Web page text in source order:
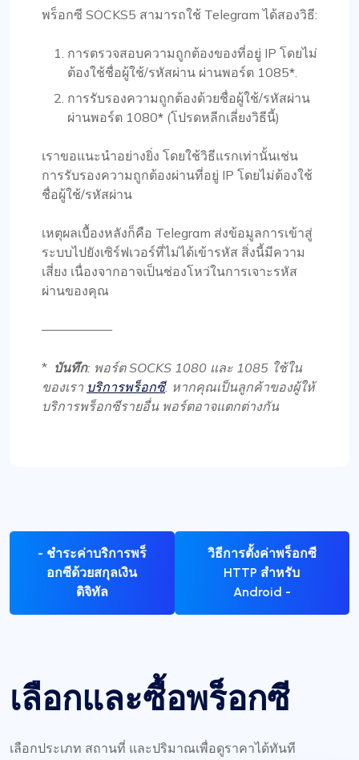
พร็อกซี SOCKS5 สามารถใช้ Telegram ได้สองวิธี:
การตรวจสอบความถูกต้องของที่อยู่ IP โดยไม่
ต้องใช้ชื่อผู้ใช้/รหัสผ่าน ผ่านพอร์ต 1085*.
การรับรองความถูกต้องด้วยชื่อผู้ใช้/รหัสผ่าน
ผ่านพอร์ต 1080* (โปรดหลีกเลี่ยงวิธีนี้)
เราขอแนะนำอย่างยิ่ง โดยใช้วิธีแรกเท่านั้นเช่น
การรับรองความถูกต้องผ่านที่อยู่ IP โดยไม่ต้องใช้
ชื่อผู้ใช้/รหัสผ่าน
เหตุผลเบื้องหลังก็คือ Telegram ส่งข้อมูลการเข้าสู่
ระบบไปยังเซิร์ฟเวอร์ที่ไม่ได้เข้ารหัส สิ่งนี้มีความ
เสี่ยง เนื่องจากอาจเป็นช่องโหว่ในการเจาะรหัส
ผ่านของคุณ
—————–
* บันทึก: พอร์ต SOCKS 1080 และ 1085 ใช้ใน
ของเรา บริการพร็อกซี. หากคุณเป็นลูกค้าของผู้ให้
บริการพร็อกซีรายอื่น พอร์ตอาจแตกต่างกัน
- ชำระค่าบริการพร็
อกซีด้วยสกุลเงิน
ดิจิทัล
วิธีการตั้งค่าพร็อกซี
HTTP สำหรับ
Android -
เลือกและซื้อพร็อกซี
เลือกประเภท สถานที่ และปริมาณเพื่อดูราคาได้ทันที